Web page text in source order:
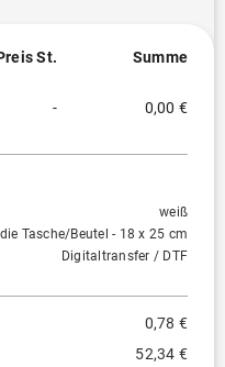
St. Summe
- 0,00 €
weiß
Tasche/Beutel - 18 x 25 cm
Digitaltransfer / DTF
0,78 €
52,34 €